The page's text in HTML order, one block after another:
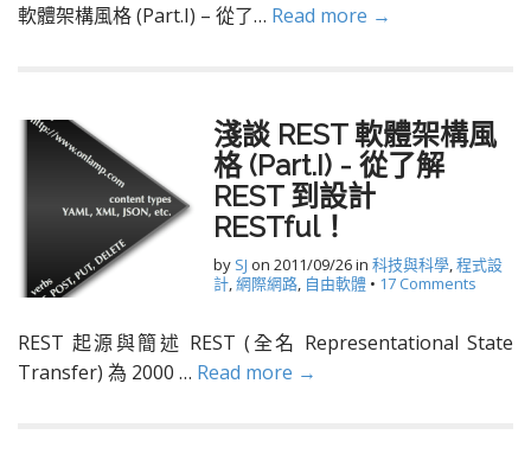
軟體架構風格 (Part.I) – 從了… Read more →
淺談 REST 軟體架構風
格 (Part.I) - 從了解
REST 到設計
RESTful！
by SJ on 2011/09/26in 科技與科學,程式設
計,網際網路, 自由軟體 • 17 Comments
REST 起源與簡述 REST (全名 Representational State
Transfer) 為 2000 … Read more →